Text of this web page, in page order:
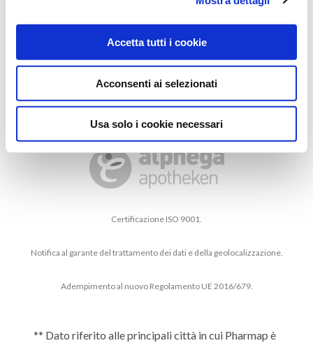
Accetta tutti i cookie
Acconsenti ai selezionati
Usa solo i cookie necessari
SEI IN BUONA COMPAGNIA
Certificazione ISO 9001.
Notifica al garante del trattamento dei dati e della geolocalizzazione.
Adempimento al nuovo Regolamento UE 2016/679.
** Dato riferito alle principali città in cui Pharmap è